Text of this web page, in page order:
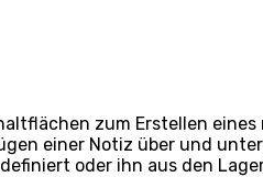
zum Erstellen
einer Notiz über und
oder ihn aus den